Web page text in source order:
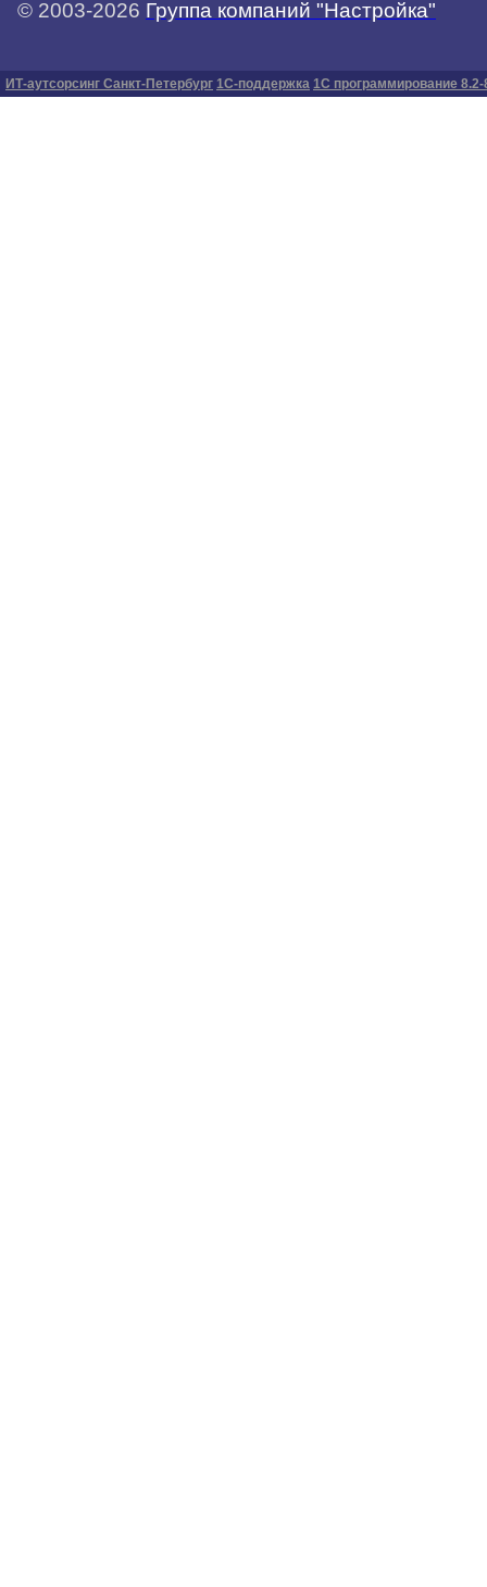
© 2003-2026 Группа компаний "Настройка"
ИТ-аутсорсинг Санкт-Петербург 1С-поддержка 1С программирование 8.2-